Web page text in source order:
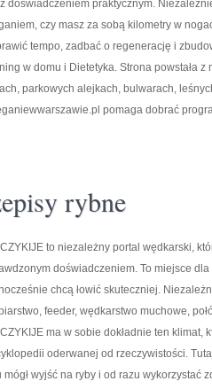
doświadczeniem praktycznym.
czy masz za sobą kilometry w
tempo, zadbać o regenerację i
w domu i Dietetyka. Strona powstała
parkowych alejkach, bulwarach,
pomaga dobrać
rybne
to niezależny portal wędkarski,
doświadczeniem. To miejsce
chcą łowić skuteczniej.
feeder, wędkarstwo muchowe,
ma w sobie dokładnie ten klimat,
oderwanej od rzeczywistości.
wyjść na ryby i od razu wykorzystać